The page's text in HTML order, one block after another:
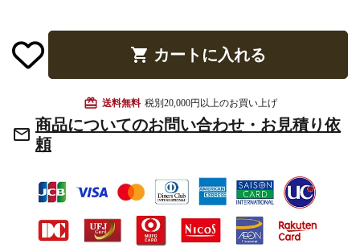
shopping_cart カートに入れる
card_giftcard 送料無料 税別20,000円以上のお買い上げ
mail_outline 商品についてのお問い合わせ・お見積り依
頼